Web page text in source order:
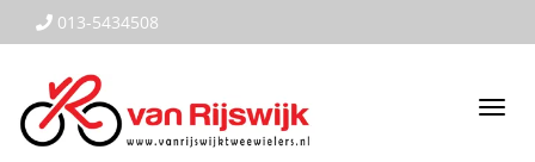
013-5434508